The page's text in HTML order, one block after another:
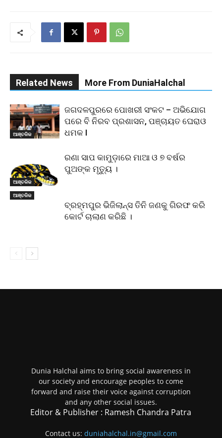
Related News More From DuniaHalchal
ଆଞ୍ଚଳିକ
ଜଗଦଳପୁରରେ ପୋଖରୀ ସଂକଟ – ଅଭିଯୋଗ
ପରେ ବି ନିରବ ପ୍ରଶାସନ, ପଞ୍ଚାୟତ ଘେରାଓ
ଧମକ l
ଆଞ୍ଚଳିକ
ରଣା ସାପ କାମୁଡ଼ାରେ ମାଆ ଓ ୭ ବର୍ଷର
ପୁଅଙ୍କ ମୃତ୍ୟୁ ।
ଆଞ୍ଚଳିକ
ବ୍ରହ୍ମପୁର ଭିଜିଲାନ୍ସ ତିନି ଜଣକୁ ଗିରଫ କରି
କୋର୍ଟ ଚାଲାଣ କରିଛି ।
Dunia Halchal aims to bring social awareness in
our society and encourage peoples to come
forward and raise their voice against corruption
and any other social issues.
Editor & Publisher : Ramesh Chandra Patra
Contact us: duniahalchal.in@gmail.com